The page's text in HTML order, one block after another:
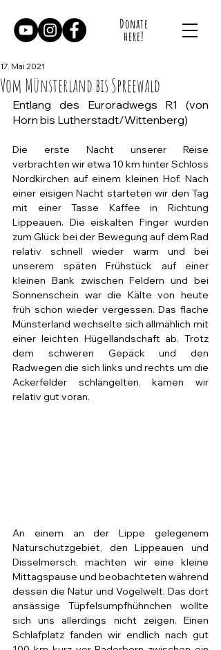
Donate
here!
Vom Münsterland bis Spreewald
17. Mai 2021
Entlang des Euroradwegs R1 (von
Horn bis Lutherstadt/Wittenberg)
Die erste Nacht unserer Reise
verbrachten wir etwa 10 km hinter Schloss
Nordkirchen auf einem kleinen Hof. Nach
einer eisigen Nacht starteten wir den Tag
mit einer Tasse Kaffee in Richtung
Lippeauen. Die eiskalten Finger wurden
zum Glück bei der Bewegung auf dem Rad
relativ schnell wieder warm und bei
unserem späten Frühstück auf einer
kleinen Bank zwischen Feldern und bei
Sonnenschein war die Kälte von heute
früh schon wieder vergessen. Das flache
Münsterland wechselte sich allmählich mit
einer leichten Hügellandschaft ab. Trotz
dem schweren Gepäck und den
Radwegen die sich links und rechts um die
Ackerfelder schlängelten, kamen wir
relativ gut voran.
An einem an der Lippe gelegenem
Naturschutzgebiet, den Lippeauen und
Disselmersch, machten wir eine kleine
Mittagspause und beobachteten während
dessen die Natur und Vogelwelt. Das dort
ansässige Tüpfelsumpfhühnchen wollte
sich uns allerdings nicht zeigen. Einen
Schlafplatz fanden wir endlich nach gut